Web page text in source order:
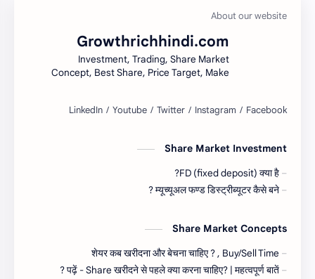
Growthrichhindi.com
Investment, Trading, Share Market
Concept, Best Share, Price Target, Make
Share Market Investment
FD (fixed deposit) क्या है?
म्यूच्यूअल फण्ड डिस्ट्रीब्यूटर कैसे बने ?
Share Market Concepts
शेयर कब खरीदना और बेचना चाहिए ? , Buy/Sell Time
पढ़ें - Share खरीदने से पहले क्या करना चाहिए? | महत्वपूर्ण बातें ?